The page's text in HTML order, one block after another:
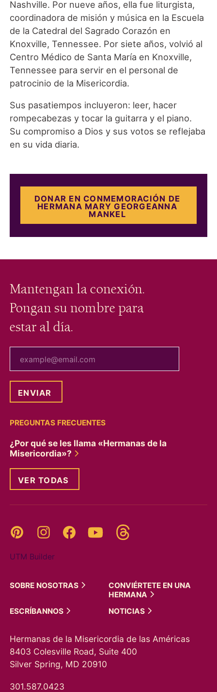
Nashville. Por nueve años, ella fue liturgista,
coordinadora de misión y música en la Escuela
de la Catedral del Sagrado Corazón en
Knoxville, Tennessee. Por siete años, volvió al
Centro Médico de Santa María en Knoxville,
Tennessee para servir en el personal de
patrocinio de la Misericordia.
Sus pasatiempos incluyeron: leer, hacer
rompecabezas y tocar la guitarra y el piano.
Su compromiso a Dios y sus votos se reflejaba
en su vida diaria.
DONAR EN CONMEMORACIÓN DE
HERMANA MARY GEORGEANNA
MANKEL
Mantengan la conexión.
Pongan su nombre para
estar al día.
PREGUNTAS FRECUENTES
¿Por qué se les llama «Hermanas de la
Misericordia»?
VER TODAS
Pinterest InstagramFacebookYouTube
UTM Builder
SOBRE NOSOTRAS
CONVIÉRTETE EN UNA
HERMANA
ESCRÍBANNOS
NOTICIAS
Hermanas de la Misericordia de las Américas
8403 Colesville Road, Suite 400
Silver Spring, MD 20910
301.587.0423